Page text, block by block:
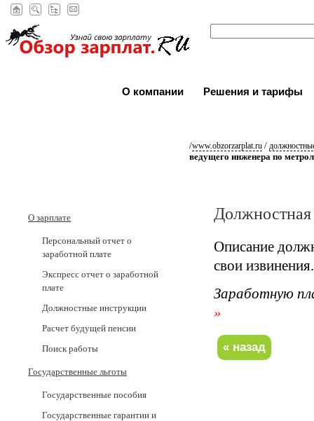
О компании Решения и тарифы
/www.obzorzarplat.ru /
ведущего инженера по
О зарплате
Персональный отчет о
заработной плате
Экспресс отчет о заработной
плате
Должностные инструкции
Расчет будущей пенсии
Поиск работы
Государственные льготы
Государственные пособия
Государственные гарантии и
Описание
свои извинения.
Заработную
»